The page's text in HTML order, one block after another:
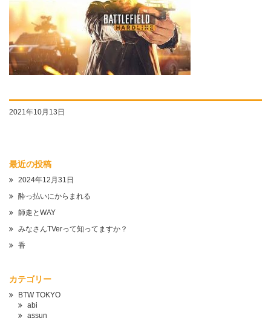
2021年10月13日
最近の投稿
2024年12月31日
酔っ払いにからまれる
師走とWAY
みなさんTVerって知ってますか？
香
カテゴリー
BTW TOKYO
abi
assun